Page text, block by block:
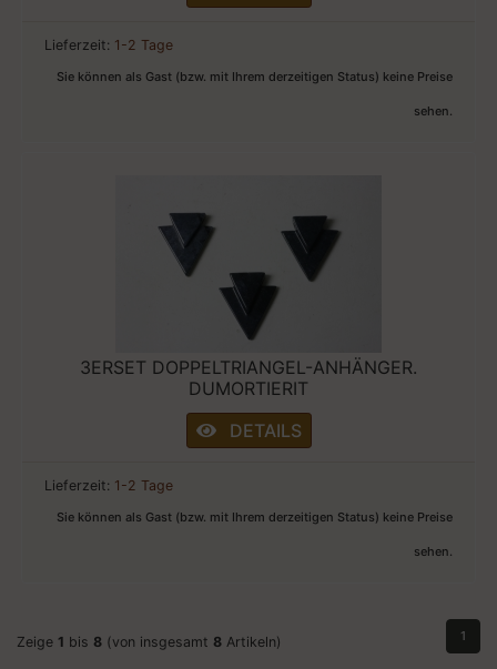
Lieferzeit: 1-2 Tage
Sie können als Gast (bzw. mit Ihrem derzeitigen Status) keine Preise
sehen.
3ERSET DOPPELTRIANGEL-ANHÄNGER.
DUMORTIERIT
DETAILS
Lieferzeit: 1-2 Tage
Sie können als Gast (bzw. mit Ihrem derzeitigen Status) keine Preise
sehen.
Zeige 1 bis 8 (von insgesamt 8 Artikeln) 1